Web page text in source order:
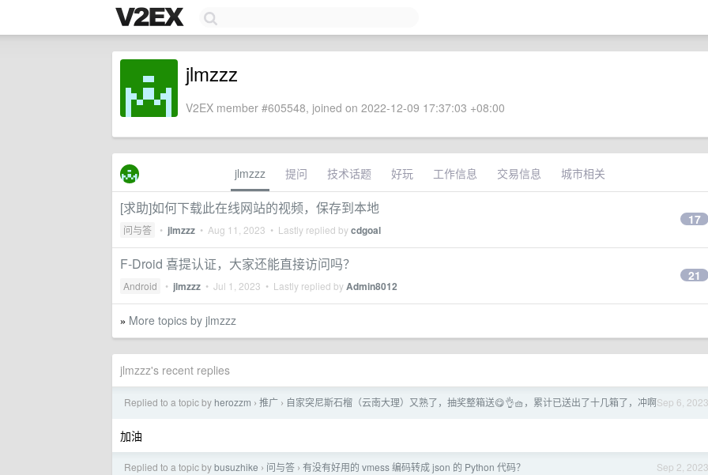
jlmzzz
V2EX member #605548, joined on 2022-12-09 17:37:03 +08:00
jlmzzz 提问 技术话题 好玩 工作信息 交易信息 城市相关
[求助]如何下载此在线网站的视频，保存到本地
问与答 • jlmzzz • Aug 11, 2023 • Lastly replied bycdgoal
17
F-Droid 喜提认证，大家还能直接访问吗？
Android • jlmzzz • Jul 1, 2023 • Lastly replied byAdmin8012
21
» More topics by jlmzzz
jlmzzz's recent replies
Sep 6, 2023
Replied to a topic by herozzm › 推广 › 自家突尼斯石榴（云南大理）又熟了，抽奖整箱送😋👌🧺，累计已送出了十几箱了，冲啊
加油
Sep 2, 2023
Replied to a topic bybusuzhike › 问与答 › 有没有好用的 vmess 编码转成 json 的 Python 代码？